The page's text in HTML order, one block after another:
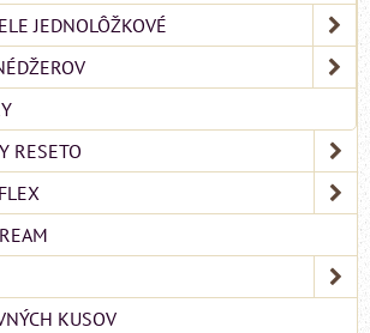
JEDNOLÔŽKOVÉ
RESETO
KUSOV